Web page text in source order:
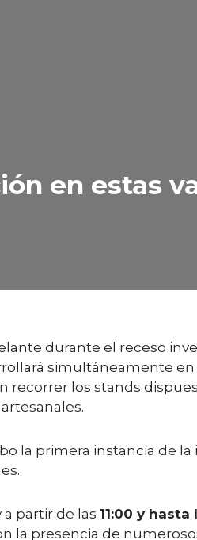
en estas
durante el receso
simultáneamente
recorrer los stands
la primera instancia de
a partir de las 11:00 y hasta
la presencia de